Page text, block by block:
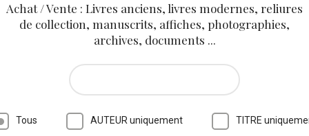
Achat / Vente : Livres anciens, livres modernes, reliures
de collection, manuscrits, affiches, photographies,
archives, documents ...
Tous AUTEUR uniquement TITRE